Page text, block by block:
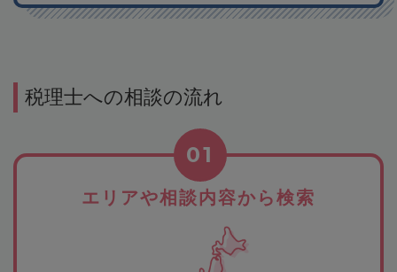
税理士への相談の流れ
エリアや相談内容から検索
01